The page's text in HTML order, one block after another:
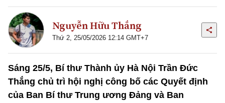
Nguyễn Hữu Thắng
Thứ 2, 25/05/2026 12:14 GMT+7
Sáng 25/5, Bí thư Thành ủy Hà Nội Trần Đức
Thắng chủ trì hội nghị công bố các Quyết định
của Ban Bí thư Trung ương Đảng và Ban